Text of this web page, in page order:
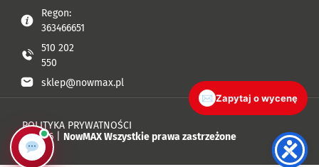
Regon:
363466651
510 202
550
sklep@nowmax.pl
© 2026 | NowMAX Wszystkie prawa zastrzeżone
POLITYKA PRYWATNOŚCI
✉ Zapytaj o wycenę